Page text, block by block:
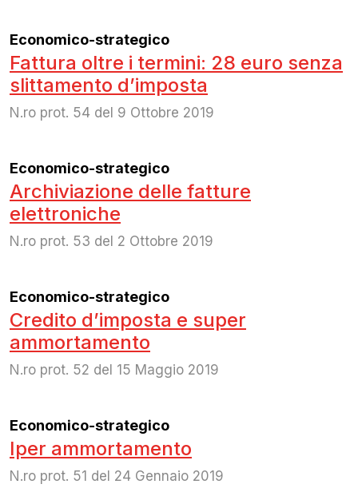
Economico-strategico
Fattura oltre i termini: 28 euro senza
slittamento d’imposta
N.ro prot. 54 del 9 Ottobre 2019
Economico-strategico
Archiviazione delle fatture
elettroniche
N.ro prot. 53 del 2 Ottobre 2019
Economico-strategico
Credito d’imposta e super
ammortamento
N.ro prot. 52 del 15 Maggio 2019
Economico-strategico
Iper ammortamento
N.ro prot. 51 del 24 Gennaio 2019